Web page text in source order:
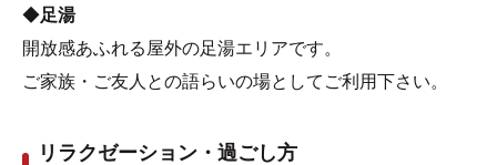
◆足湯
開放感あふれる屋外の足湯エリアです。
ご家族・ご友人との語らいの場としてご利用下さい。
リラクゼーション・過ごし方